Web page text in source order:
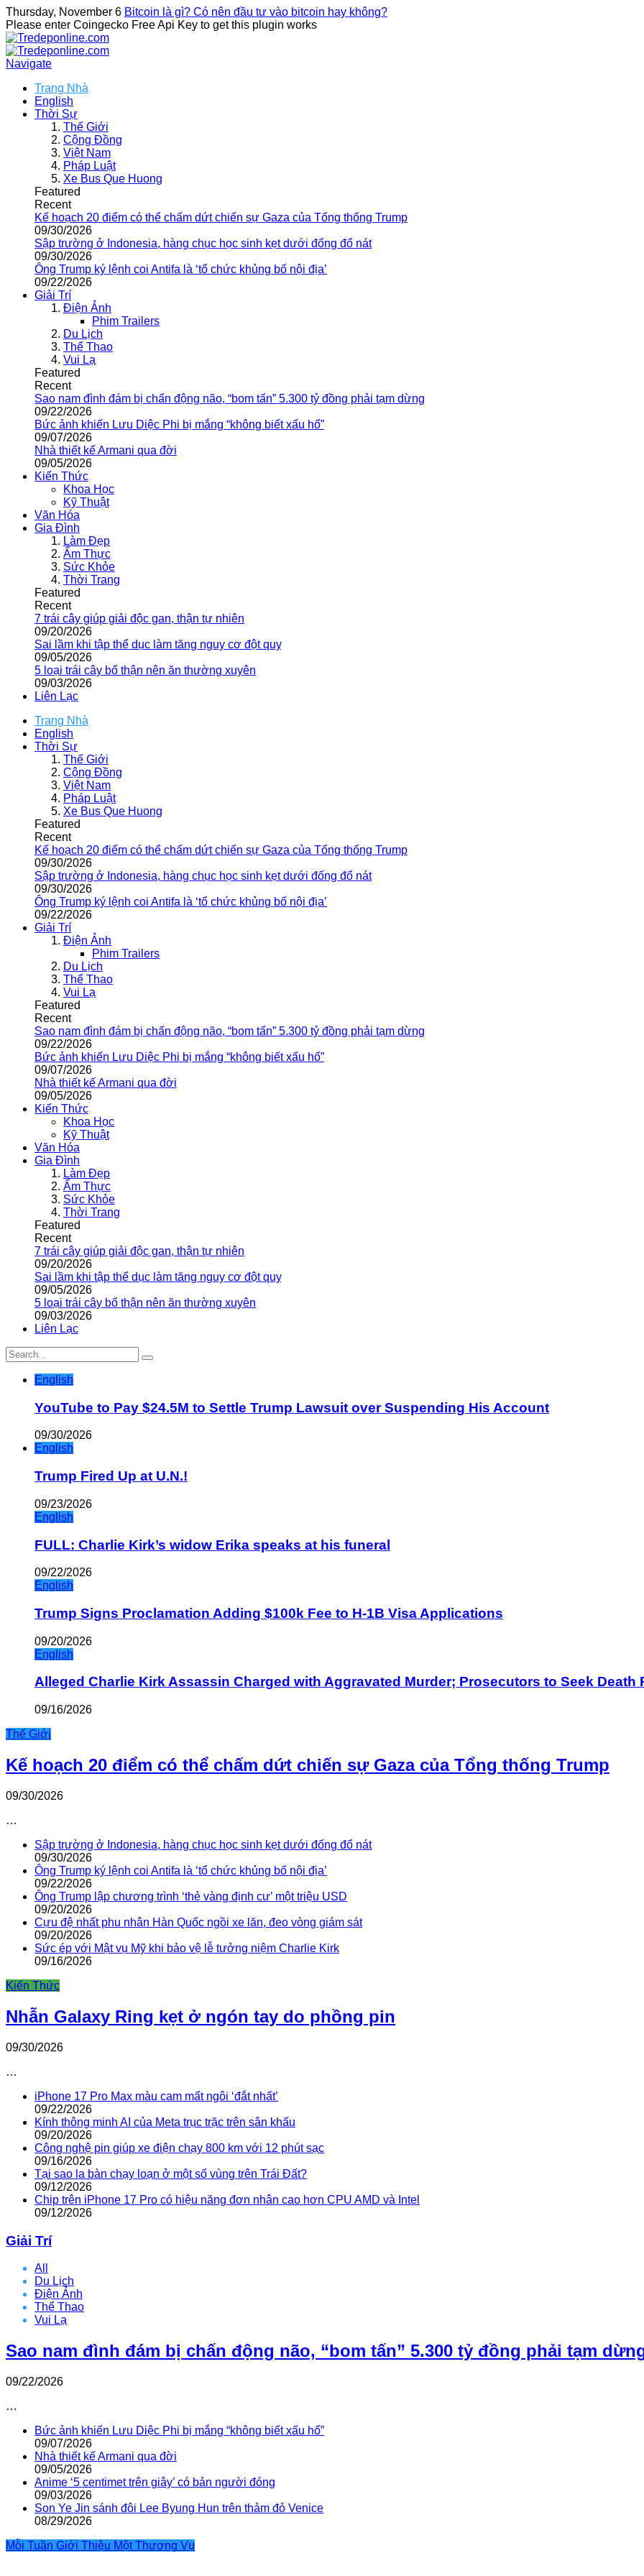
Thursday, November 6 Bitcoin là gì? Có nên đầu tư vào bitcoin hay không?
Please enter Coingecko Free Api Key to get this plugin works
Navigate
Trang Nhà
English
Thời Sự
Thế Giới
Cộng Đồng
Việt Nam
Pháp Luật
Xe Bus Que Huong
Featured
Recent
Kế hoạch 20 điểm có thể chấm dứt chiến sự Gaza của Tổng thống Trump
09/30/2026
Sập trường ở Indonesia, hàng chục học sinh kẹt dưới đống đổ nát
09/30/2026
Ông Trump ký lệnh coi Antifa là ‘tổ chức khủng bố nội địa’
09/22/2026
Giải Trí
Điện Ảnh
Phim Trailers
Du Lịch
Thể Thao
Vui Lạ
Featured
Recent
Sao nam đình đám bị chấn động não, “bom tấn” 5.300 tỷ đồng phải tạm dừng
09/22/2026
Bức ảnh khiến Lưu Diệc Phi bị mắng “không biết xấu hổ”
09/07/2026
Nhà thiết kế Armani qua đời
09/05/2026
Kiến Thức
Khoa Học
Kỹ Thuật
Văn Hóa
Gia Đình
Làm Đẹp
Ẩm Thực
Sức Khỏe
Thời Trang
Featured
Recent
7 trái cây giúp giải độc gan, thận tự nhiên
09/20/2026
Sai lầm khi tập thể dục làm tăng nguy cơ đột quỵ
09/05/2026
5 loại trái cây bổ thận nên ăn thường xuyên
09/03/2026
Liên Lạc
Trang Nhà
English
Thời Sự
Thế Giới
Cộng Đồng
Việt Nam
Pháp Luật
Xe Bus Que Huong
Featured
Recent
Kế hoạch 20 điểm có thể chấm dứt chiến sự Gaza của Tổng thống Trump
09/30/2026
Sập trường ở Indonesia, hàng chục học sinh kẹt dưới đống đổ nát
09/30/2026
Ông Trump ký lệnh coi Antifa là ‘tổ chức khủng bố nội địa’
09/22/2026
Giải Trí
Điện Ảnh
Phim Trailers
Du Lịch
Thể Thao
Vui Lạ
Featured
Recent
Sao nam đình đám bị chấn động não, “bom tấn” 5.300 tỷ đồng phải tạm dừng
09/22/2026
Bức ảnh khiến Lưu Diệc Phi bị mắng “không biết xấu hổ”
09/07/2026
Nhà thiết kế Armani qua đời
09/05/2026
Kiến Thức
Khoa Học
Kỹ Thuật
Văn Hóa
Gia Đình
Làm Đẹp
Ẩm Thực
Sức Khỏe
Thời Trang
Featured
Recent
7 trái cây giúp giải độc gan, thận tự nhiên
09/20/2026
Sai lầm khi tập thể dục làm tăng nguy cơ đột quỵ
09/05/2026
5 loại trái cây bổ thận nên ăn thường xuyên
09/03/2026
Liên Lạc
English
YouTube to Pay $24.5M to Settle Trump Lawsuit over Suspending His Account
09/30/2026
English
Trump Fired Up at U.N.!
09/23/2026
English
FULL: Charlie Kirk’s widow Erika speaks at his funeral
09/22/2026
English
Trump Signs Proclamation Adding $100k Fee to H-1B Visa Applications
09/20/2026
English
Alleged Charlie Kirk Assassin Charged with Aggravated Murder; Prosecutors to Seek Death
09/16/2026
Thế Giới
Kế hoạch 20 điểm có thể chấm dứt chiến sự Gaza của Tổng thống Trump
09/30/2026
…
Sập trường ở Indonesia, hàng chục học sinh kẹt dưới đống đổ nát
09/30/2026
Ông Trump ký lệnh coi Antifa là ‘tổ chức khủng bố nội địa’
09/22/2026
Ông Trump lập chương trình ‘thẻ vàng định cư’ một triệu USD
09/20/2026
Cựu đệ nhất phu nhân Hàn Quốc ngồi xe lăn, đeo vòng giám sát
09/20/2026
Sức ép với Mật vụ Mỹ khi bảo vệ lễ tưởng niệm Charlie Kirk
09/16/2026
Kiến Thức
Nhẫn Galaxy Ring kẹt ở ngón tay do phồng pin
09/30/2026
…
iPhone 17 Pro Max màu cam mất ngôi ‘đắt nhất’
09/22/2026
Kính thông minh AI của Meta trục trặc trên sân khấu
09/20/2026
Công nghệ pin giúp xe điện chạy 800 km với 12 phút sạc
09/16/2026
Tại sao la bàn chạy loạn ở một số vùng trên Trái Đất?
09/12/2026
Chip trên iPhone 17 Pro có hiệu năng đơn nhân cao hơn CPU AMD và Intel
09/12/2026
Giải Trí
All
Du Lịch
Điện Ảnh
Thể Thao
Vui Lạ
Sao nam đình đám bị chấn động não, “bom tấn” 5.300 tỷ đồng phải tạm
09/22/2026
…
Bức ảnh khiến Lưu Diệc Phi bị mắng “không biết xấu hổ”
09/07/2026
Nhà thiết kế Armani qua đời
09/05/2026
Anime ‘5 centimet trên giây’ có bản người đóng
09/03/2026
Son Ye Jin sánh đôi Lee Byung Hun trên thảm đỏ Venice
08/29/2026
Mỗi Tuần Giới Thiệu Một Thương Vụ